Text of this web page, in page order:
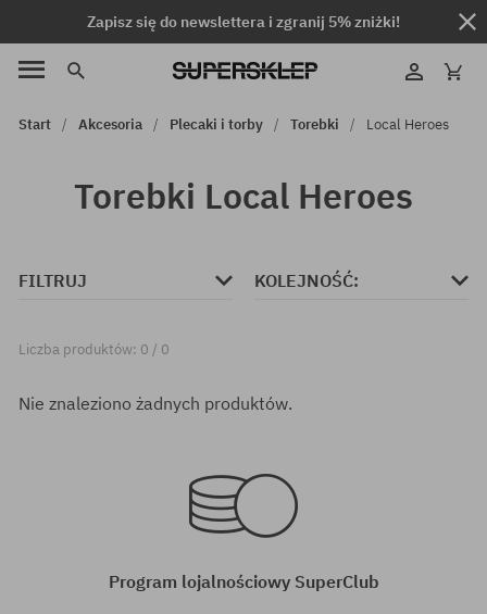
Zapisz się do newslettera i zgranij 5% zniżki!
Start Akcesoria Plecaki i torby Torebki Local Heroes
Torebki Local Heroes
FILTRUJ KOLEJNOŚĆ:
Liczba produktów: 0 / 0
Nie znaleziono żadnych produktów.
Program lojalnościowy SuperClub